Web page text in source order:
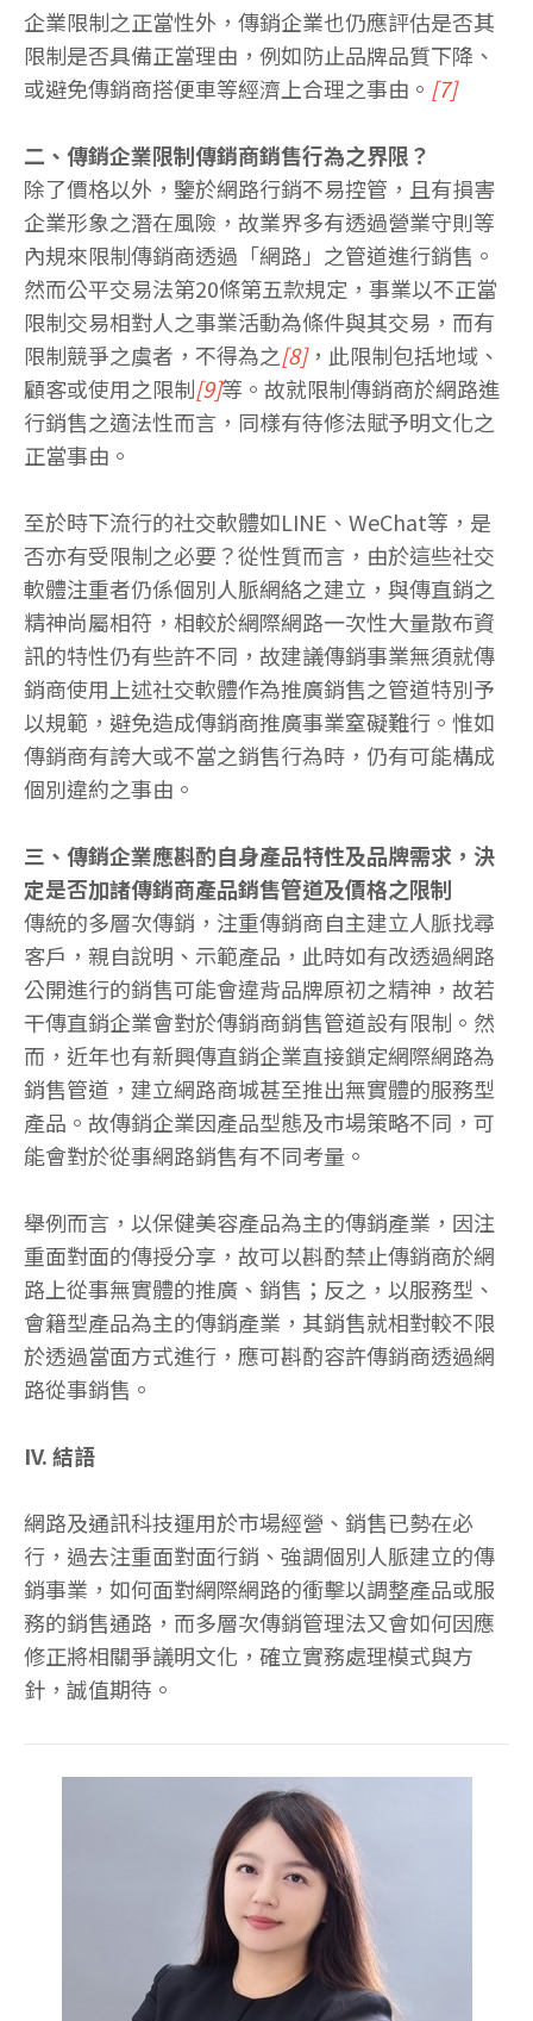
企業限制之正當性外，傳銷企業也仍應評估是否其
限制是否具備正當理由，例如防止品牌品質下降、
或避免傳銷商搭便車等經濟上合理之事由。 [7]
二、傳銷企業限制傳銷商銷售行為之界限？
除了價格以外，鑒於網路行銷不易控管，且有損害
企業形象之潛在風險，故業界多有透過營業守則等
內規來限制傳銷商透過「網路」之管道進行銷售。
然而公平交易法第20條第五款規定，事業以不正當
限制交易相對人之事業活動為條件與其交易，而有
限制競爭之虞者，不得為之[8]，此限制包括地域、
顧客或使用之限制[9]等。故就限制傳銷商於網路進
行銷售之適法性而言，同樣有待修法賦予明文化之
正當事由。
至於時下流行的社交軟體如LINE、WeChat等，是
否亦有受限制之必要？從性質而言，由於這些社交
軟體注重者仍係個別人脈網絡之建立，與傳直銷之
精神尚屬相符，相較於網際網路一次性大量散布資
訊的特性仍有些許不同，故建議傳銷事業無須就傳
銷商使用上述社交軟體作為推廣銷售之管道特別予
以規範，避免造成傳銷商推廣事業窒礙難行。惟如
傳銷商有誇大或不當之銷售行為時，仍有可能構成
個別違約之事由。
三、傳銷企業應斟酌自身產品特性及品牌需求，決
定是否加諸傳銷商產品銷售管道及價格之限制
傳統的多層次傳銷，注重傳銷商自主建立人脈找尋
客戶，親自說明、示範產品，此時如有改透過網路
公開進行的銷售可能會違背品牌原初之精神，故若
干傳直銷企業會對於傳銷商銷售管道設有限制。然
而，近年也有新興傳直銷企業直接鎖定網際網路為
銷售管道，建立網路商城甚至推出無實體的服務型
產品。故傳銷企業因產品型態及市場策略不同，可
能會對於從事網路銷售有不同考量。
舉例而言，以保健美容產品為主的傳銷產業，因注
重面對面的傳授分享，故可以斟酌禁止傳銷商於網
路上從事無實體的推廣、銷售；反之，以服務型、
會籍型產品為主的傳銷產業，其銷售就相對較不限
於透過當面方式進行，應可斟酌容許傳銷商透過網
路從事銷售。
IV. 結語
網路及通訊科技運用於市場經營、銷售已勢在必
行，過去注重面對面行銷、強調個別人脈建立的傳
銷事業，如何面對網際網路的衝擊以調整產品或服
務的銷售通路，而多層次傳銷管理法又會如何因應
修正將相關爭議明文化，確立實務處理模式與方
針，誠值期待。